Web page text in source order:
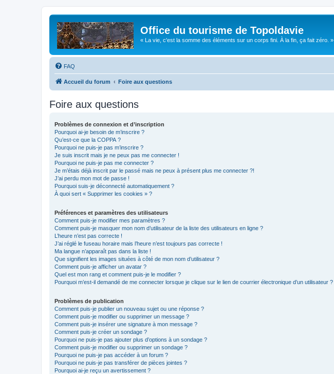
Office du tourisme de Topoldavie
« La vie, c'est la somme des éléments sur un corps fini. À la fin, ça fait zéro. »
FAQ
Accueil du forum Foire aux questions
Foire aux questions
Problèmes de connexion et d’inscription
Pourquoi ai-je besoin de m’inscrire ?
Qu’est-ce que la COPPA ?
Pourquoi ne puis-je pas m’inscrire ?
Je suis inscrit mais je ne peux pas me connecter !
Pourquoi ne puis-je pas me connecter ?
Je m’étais déjà inscrit par le passé mais ne peux à présent plus me connecter ?!
J’ai perdu mon mot de passe !
Pourquoi suis-je déconnecté automatiquement ?
À quoi sert « Supprimer les cookies » ?
Préférences et paramètres des utilisateurs
Comment puis-je modifier mes paramètres ?
Comment puis-je masquer mon nom d’utilisateur de la liste des utilisateurs en ligne ?
L’heure n’est pas correcte !
J’ai réglé le fuseau horaire mais l’heure n’est toujours pas correcte !
Ma langue n’apparaît pas dans la liste !
Que signifient les images situées à côté de mon nom d’utilisateur ?
Comment puis-je afficher un avatar ?
Quel est mon rang et comment puis-je le modifier ?
Pourquoi m’est-il demandé de me connecter lorsque je clique sur le lien de courrier électronique d’un utilisateur ?
Problèmes de publication
Comment puis-je publier un nouveau sujet ou une réponse ?
Comment puis-je modifier ou supprimer un message ?
Comment puis-je insérer une signature à mon message ?
Comment puis-je créer un sondage ?
Pourquoi ne puis-je pas ajouter plus d’options à un sondage ?
Comment puis-je modifier ou supprimer un sondage ?
Pourquoi ne puis-je pas accéder à un forum ?
Pourquoi ne puis-je pas transférer de pièces jointes ?
Pourquoi ai-je reçu un avertissement ?